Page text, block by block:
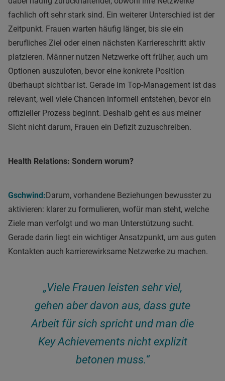
fachlich oft sehr stark sind. Ein weiterer Unterschied ist der
Zeitpunkt. Frauen warten häufig länger, bis sie ein
berufliches Ziel oder einen nächsten Karriereschritt aktiv
platzieren. Männer nutzen Netzwerke oft früher, auch um
Optionen auszuloten, bevor eine konkrete Position
überhaupt sichtbar ist. Gerade im Top-Management ist das
relevant, weil viele Chancen informell entstehen, bevor ein
offizieller Prozess beginnt. Deshalb geht es aus meiner
Sicht nicht darum, Frauen ein Defizit zuzuschreiben.
Health Relations: Sondern worum?
Gschwind:Darum, vorhandene Beziehungen bewusster zu
aktivieren: klarer zu formulieren, wofür man steht, welche
Ziele man verfolgt und wo man Unterstützung sucht.
Gerade darin liegt ein wichtiger Ansatzpunkt, um aus guten
Kontakten auch karrierewirksame Netzwerke zu machen.
„Viele Frauen leisten sehr viel,
gehen aber davon aus, dass gute
Arbeit für sich spricht und man die
Key Achievements nicht explizit
betonen muss.“